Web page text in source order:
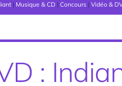
| Musique & CD | Concours | Vidéo &
: